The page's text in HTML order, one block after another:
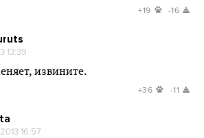
+19 -16
13:39
извините.
+36 -11
16:57